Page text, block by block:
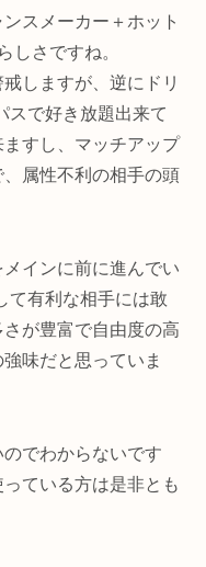
スメーカー＋ホット
しさですね。
しますが、逆にドリ
スで好き放題出来て
すし、マッチアップ
属性不利の相手の頭
インに前に進んでい
て有利な相手には敢
が豊富で自由度の高
味だと思っていま
でわからないです
ている方は是非とも